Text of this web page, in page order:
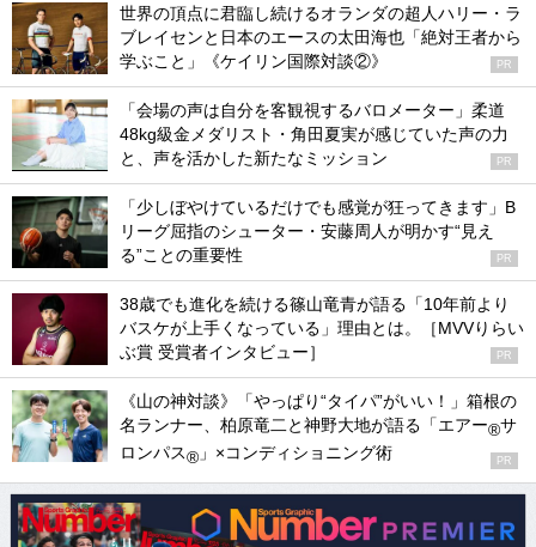
世界の頂点に君臨し続けるオランダの超人ハリー・ラ
ブレイセンと日本のエースの太田海也「絶対王者から
学ぶこと」《ケイリン国際対談②》
PR
「会場の声は自分を客観視するバロメーター」柔道
48kg級金メダリスト・角田夏実が感じていた声の力
と、声を活かした新たなミッション
PR
「少しぼやけているだけでも感覚が狂ってきます」B
リーグ屈指のシューター・安藤周人が明かす“見え
る”ことの重要性
PR
38歳でも進化を続ける篠山竜青が語る「10年前より
バスケが上手くなっている」理由とは。［MVVりらい
ぶ賞 受賞者インタビュー］
PR
《山の神対談》「やっぱり“タイパ”がいい！」箱根の
名ランナー、柏原竜二と神野大地が語る「エアー®サ
ロンパス® 」×コンディショニング術 PR